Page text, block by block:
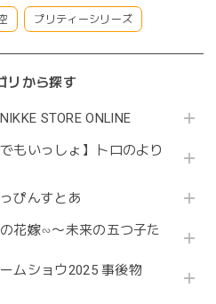
プリティーシリーズ
リから探す
STORE ONLINE
でもいっしょ】トロのより
ぴんすとあ
花嫁∽〜未来の五つ子た
ムショウ2025 事後物